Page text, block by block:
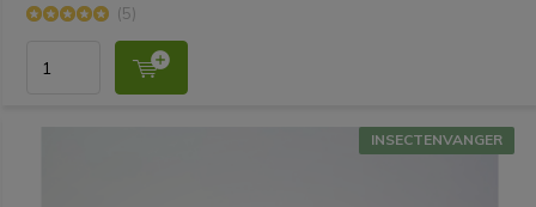
(5)
INSECTENVANGER